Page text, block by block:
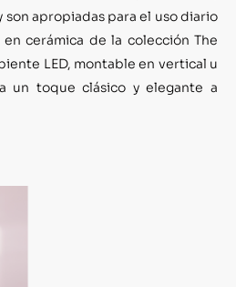
son apropiadas para el uso diario
cerámica de la colección The
LED, montable en vertical u
un toque clásico y elegante a